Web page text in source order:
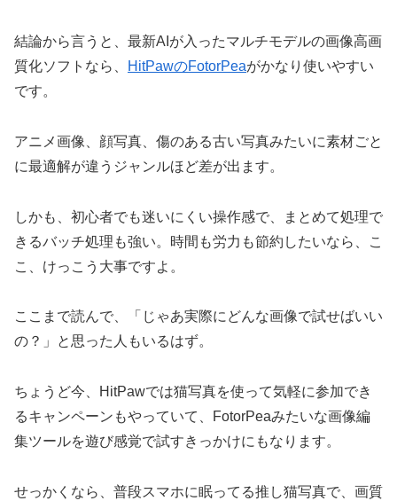
結論から言うと、最新AIが入ったマルチモデルの画像高画
質化ソフトなら、
HitPawのFotorPeaがかなり使いやすい
です。
アニメ画像、顔写真、傷のある古い写真みたいに素材ごと
に最適解が違うジャンルほど差が出ます。
しかも、初心者でも迷いにくい操作感で、まとめて処理で
きるバッチ処理も強い。時間も労力も節約したいなら、こ
こ、けっこう大事ですよ。
ここまで読んで、「じゃあ実際にどんな画像で試せばいい
の？」と思った人もいるはず。
ちょうど今、HitPawでは猫写真を使って気軽に参加でき
るキャンペーンもやっていて、FotorPeaみたいな画像編
集ツールを遊び感覚で試すきっかけにもなります。
せっかくなら、普段スマホに眠ってる推し猫写真で、画質